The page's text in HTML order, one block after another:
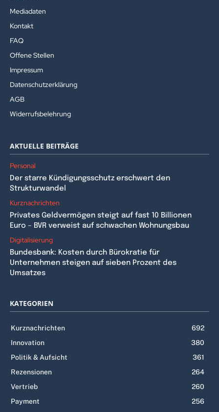
Mediadaten
Kontakt
FAQ
Offene Stellen
Impressum
Datenschutzerklärung
AGB
Widerrufsbelehrung
AKTUELLE BEITRÄGE
Personal
Der starre Kündigungsschutz erschwert den
Strukturwandel
Kurznachrichten
Privates Geldvermögen steigt auf fast 10 Billionen
Euro – BVR verweist auf schwachen Wohnungsbau
Digitalisierung
Bundesbank: Kosten durch Bürokratie für
Unternehmen steigen auf sieben Prozent des
Umsatzes
KATEGORIEN
Kurznachrichten
692
Innovation
380
Politik & Aufsicht
361
Rezensionen
264
Vertrieb
260
Payment
256